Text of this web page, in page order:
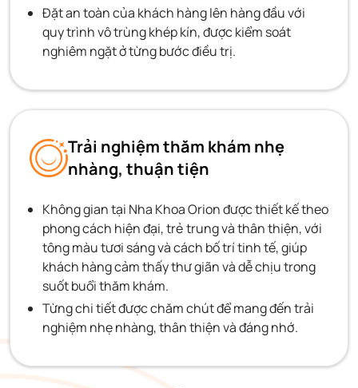
Đặt an toàn của khách hàng lên hàng đầu với
quy trình vô trùng khép kín, được kiểm soát
nghiêm ngặt ở từng bước điều trị.
Trải nghiệm thăm khám nhẹ
nhàng, thuận tiện
Không gian tại Nha Khoa Orion được thiết kế theo
phong cách hiện đại, trẻ trung và thân thiện, với
tông màu tươi sáng và cách bố trí tinh tế, giúp
khách hàng cảm thấy thư giãn và dễ chịu trong
suốt buổi thăm khám.
Từng chi tiết được chăm chút để mang đến trải
nghiệm nhẹ nhàng, thân thiện và đáng nhớ.